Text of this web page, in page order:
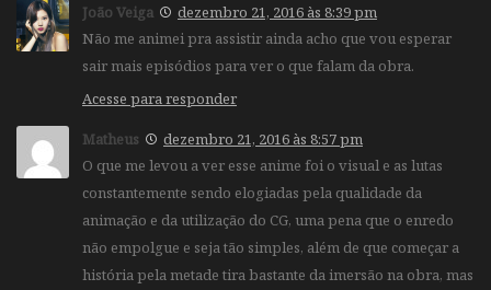
João Veiga
dezembro 21, 2016 às 8:39 pm
Não me animei pra assistir ainda acho que vou esperar
sair mais episódios para ver o que falam da obra.
Acesse para responder
Matheus
dezembro 21, 2016 às 8:57 pm
O que me levou a ver esse anime foi o visual e as lutas
constantemente sendo elogiadas pela qualidade da
animação e da utilização do CG, uma pena que o enredo
não empolgue e seja tão simples, além de que começar a
história pela metade tira bastante da imersão na obra, mas